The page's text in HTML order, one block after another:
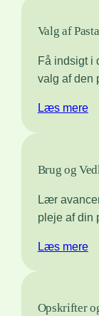
Valg af
Få indsigt i
valg af den
Læs mere
Brug og
Lær
pleje af din
Læs mere
Opskrifter